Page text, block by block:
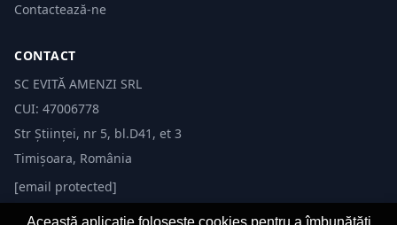
Contactează-ne
CONTACT
SC EVITĂ AMENZI SRL
CUI: 47006778
Str Științei, nr 5, bl.D41, et 3
Timișoara, România
[email protected]
Această aplicație folosește cookies pentru a îmbunătăți